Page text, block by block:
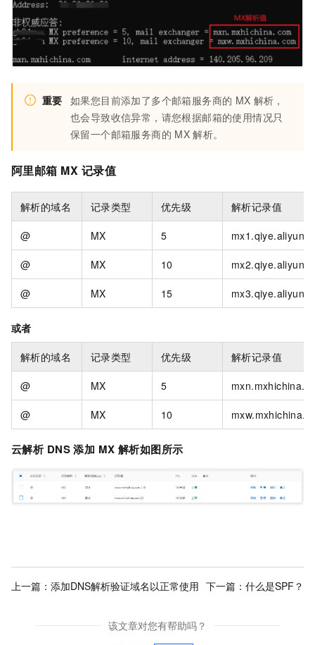
重要 如果您目前添加了多个邮箱服务商的 MX 解析，
也会导致收信异常，请您根据邮箱的使用情况只
保留一个邮箱服务商的 MX 解析。
阿里邮箱 MX 记录值
解析的域名 记录类型 优先级 解析记录值
@ MX 5
@ MX 10
@ MX 15
或者
解析的域名 记录类型 优先级 解析记录值
@ MX 5
@ MX 10
云解析 DNS 添加 MX 解析如图所示
上一篇： 添加DNS解析验证域名以正常使用 下一篇： 什么是SPF？
该文章对您有帮助吗？